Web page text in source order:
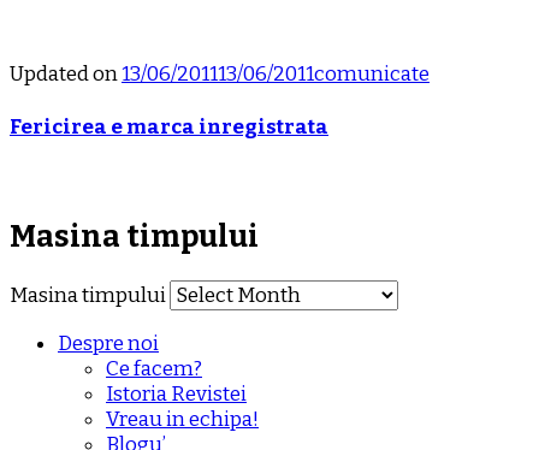
Updated on13/06/201113/06/2011comunicate
Fericirea e marca inregistrata
Masina timpului
Masina timpului
Despre noi
Ce facem?
Istoria Revistei
Vreau in echipa!
Blogu’